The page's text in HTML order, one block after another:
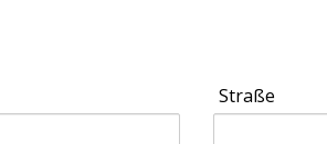
Straße